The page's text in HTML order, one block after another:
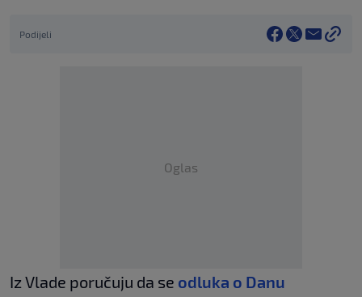
Podijeli
Oglas
Iz Vlade poručuju da se odluka o Danu